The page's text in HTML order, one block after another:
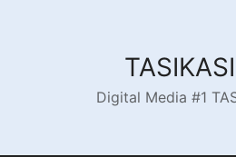
Digital Media #1